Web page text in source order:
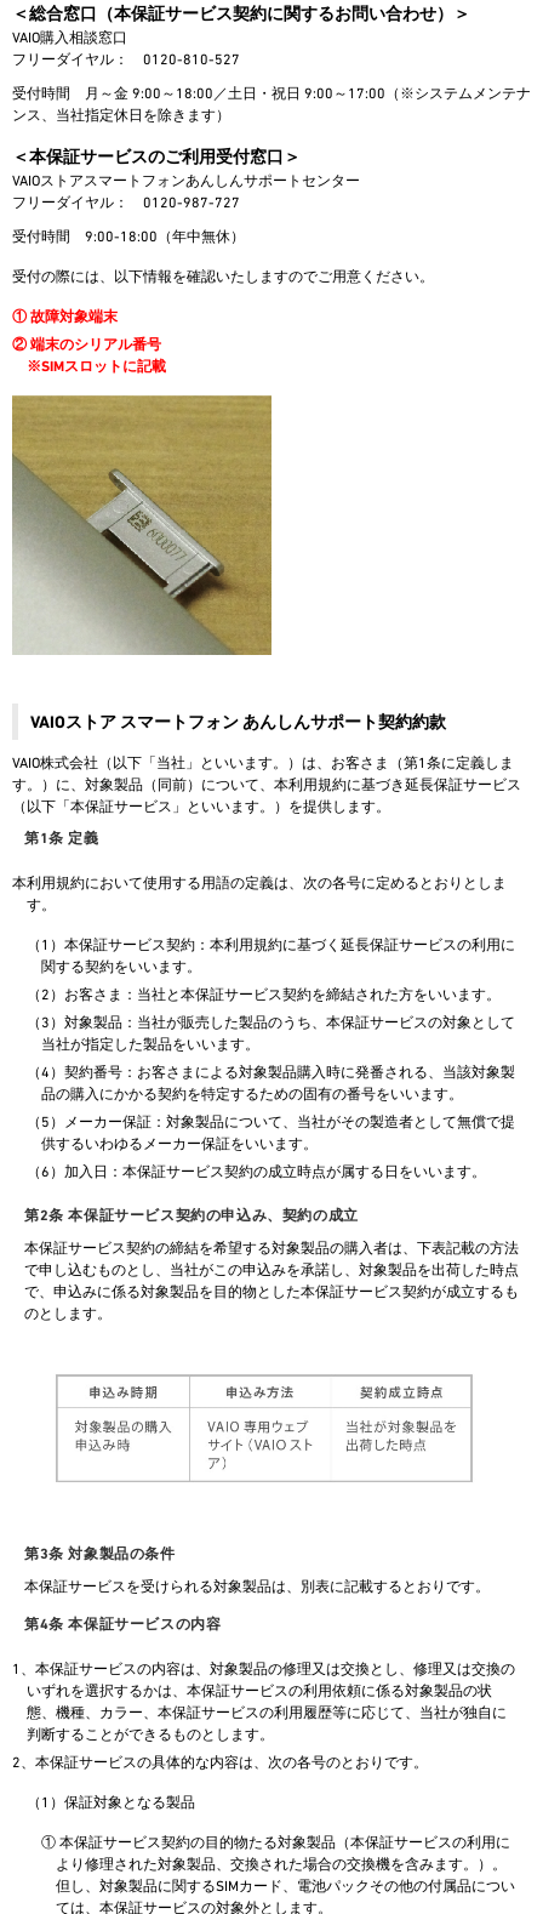
＜総合窓口（本保証サービス契約に関するお問い合わせ）＞
VAIO購入相談窓口
フリーダイヤル： 0120-810-527
受付時間 月～金 9:00～18:00／土日・祝日 9:00～17:00（※システムメンテナ
ンス、当社指定休日を除きます）
＜本保証サービスのご利用受付窓口＞
VAIOストアスマートフォンあんしんサポートセンター
フリーダイヤル： 0120-987-727
受付時間 9:00-18:00（年中無休）
受付の際には、以下情報を確認いたしますのでご用意ください。
① 故障対象端末
② 端末のシリアル番号
※SIMスロットに記載
VAIOストア スマートフォン あんしんサポート契約約款
VAIO株式会社（以下「当社」といいます。）は、お客さま（第1条に定義しま
す。）に、対象製品（同前）について、本利用規約に基づき延長保証サービス
（以下「本保証サービス」といいます。）を提供します。
第1条 定義
本利用規約において使用する用語の定義は、次の各号に定めるとおりとしま
す。
（1）本保証サービス契約：本利用規約に基づく延長保証サービスの利用に
関する契約をいいます。
（2）お客さま：当社と本保証サービス契約を締結された方をいいます。
（3）対象製品：当社が販売した製品のうち、本保証サービスの対象として
当社が指定した製品をいいます。
（4）契約番号：お客さまによる対象製品購入時に発番される、当該対象製
品の購入にかかる契約を特定するための固有の番号をいいます。
（5）メーカー保証：対象製品について、当社がその製造者として無償で提
供するいわゆるメーカー保証をいいます。
（6）加入日：本保証サービス契約の成立時点が属する日をいいます。
第2条 本保証サービス契約の申込み、契約の成立
本保証サービス契約の締結を希望する対象製品の購入者は、下表記載の方法
で申し込むものとし、当社がこの申込みを承諾し、対象製品を出荷した時点
で、申込みに係る対象製品を目的物とした本保証サービス契約が成立するも
のとします。
第3条 対象製品の条件
本保証サービスを受けられる対象製品は、別表に記載するとおりです。
第4条 本保証サービスの内容
1、本保証サービスの内容は、対象製品の修理又は交換とし、修理又は交換の
いずれを選択するかは、本保証サービスの利用依頼に係る対象製品の状
態、機種、カラー、本保証サービスの利用履歴等に応じて、当社が独自に
判断することができるものとします。
2、本保証サービスの具体的な内容は、次の各号のとおりです。
（1）保証対象となる製品
① 本保証サービス契約の目的物たる対象製品（本保証サービスの利用に
より修理された対象製品、交換された場合の交換機を含みます。）。
但し、対象製品に関するSIMカード、電池パックその他の付属品につい
ては、本保証サービスの対象外とします。